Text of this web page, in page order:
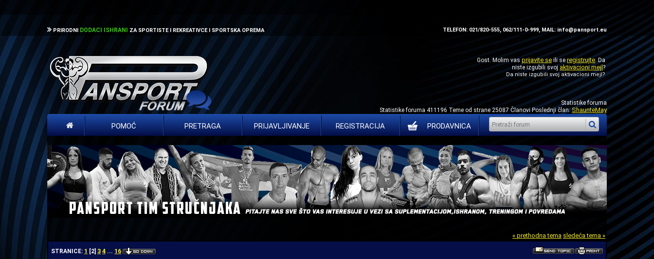
TELEFON: 021/820-555, 062/111-0-999, MAIL: info@pansport.eu
PRIRODNI DODACI ISHRANI ZA SPORTISTE I REKREATIVCE I SPORTSKA OPREMA
Gost. Molim vas prijavite se ili seregistrujte. Da
niste izgubili svojaktivacioni mejl?
Da niste izgubili svojaktivacioni mejl?
Statistike foruma
Statistike foruma 411196 Teme od strane 25087 Članovi Poslednji član:ShaunteMay
POMOĆ PRETRAGA PRIJAVLJIVANJE REGISTRACIJA PRODAVNICA
« prethodna tema sledeća tema »
STRANICE: 1 [2] 3 4 ... 16